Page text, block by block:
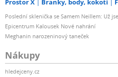
Prostor X Branky, body, kokoti
Poslední sklenička se Samem Neillem: Už
Epicentrum Kalousek Nové nahrání
Meghanin narozeninový taneček
Nákupy
hledejceny.cz